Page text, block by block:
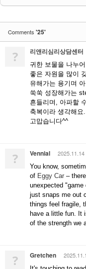
Comments '25'
? 리앤리심리상담센터
귀한 보물을 나누
좋은 자원을 많이
유해가는 용기며
쑥쑥 성장해가는
흔들리며, 아파할
축복이라 생각해요.
고맙습니다^^
? Vennial 2025.11.14
You know,
of Eggy Car –
unexpected "game
just snaps me out
things feel fragile,
have a little fun. It
of the strength we
? Gretchen